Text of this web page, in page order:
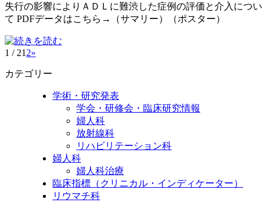
失行の影響によりＡＤＬに難渋した症例の評価と介入につい
て PDFデータはこちら→（サマリー）（ポスター）
1 / 21 2»
カテゴリー
学術・研究発表
学会・研修会・臨床研究情報
婦人科
放射線科
リハビリテーション科
婦人科
婦人科治療
臨床指標（クリニカル・インディケーター）
リウマチ科